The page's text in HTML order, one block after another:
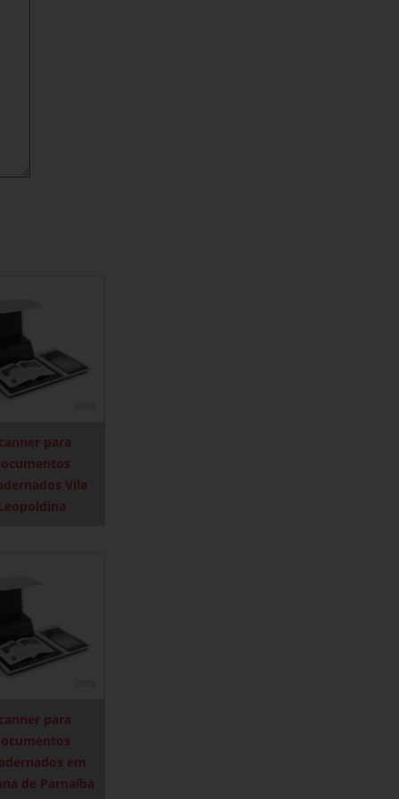
para
Vila
Leopoldina
para
em
de Parnaíba